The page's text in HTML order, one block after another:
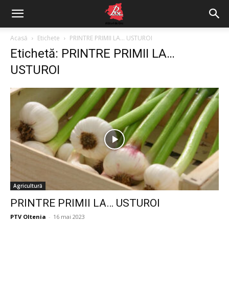
Acasă Etichete PRINTRE PRIMII LA… USTUROI
Etichetă: PRINTRE PRIMII LA…
USTUROI
Agricultură
PRINTRE PRIMII LA… USTUROI
PTV Oltenia - 16 mai 2023